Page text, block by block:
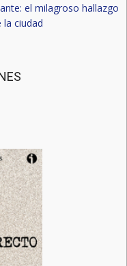
el milagroso hallazgo
ciudad